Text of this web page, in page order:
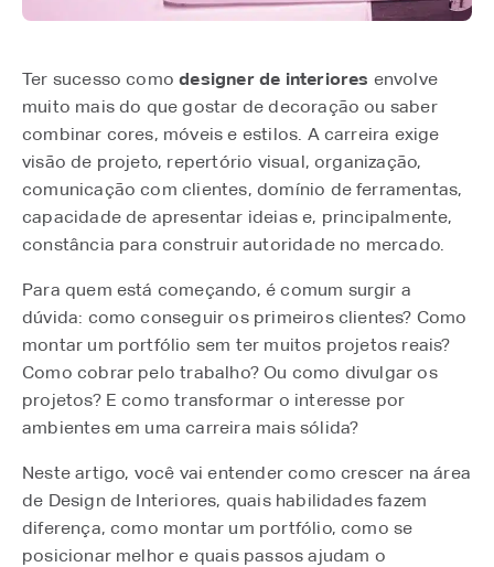
Ter sucesso comodesigner de interiores envolve
muito mais do que gostar de decoração ou saber
combinar cores, móveis e estilos. A carreira exige
visão de projeto, repertório visual, organização,
comunicação com clientes, domínio de ferramentas,
capacidade de apresentar ideias e, principalmente,
constância para construir autoridade no mercado.
Para quem está começando, é comum surgir a
dúvida: como conseguir os primeiros clientes? Como
montar um portfólio sem ter muitos projetos reais?
Como cobrar pelo trabalho? Ou como divulgar os
projetos? E como transformar o interesse por
ambientes em uma carreira mais sólida?
Neste artigo, você vai entender como crescer na área
de Design de Interiores, quais habilidades fazem
diferença, como montar um portfólio, como se
posicionar melhor e quais passos ajudam o